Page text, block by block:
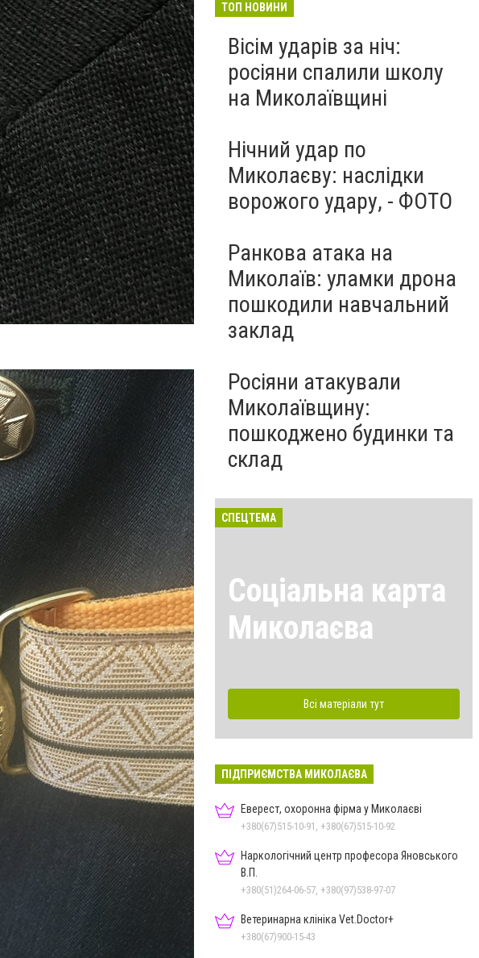
ТОП НОВИНИ
Вісім ударів за ніч:
росіяни спалили школу
на Миколаївщині
Нічний удар по
Миколаєву: наслідки
ворожого удару, - ФОТО
Ранкова атака на
Миколаїв: уламки дрона
пошкодили навчальний
заклад
Росіяни атакували
Миколаївщину:
пошкоджено будинки та
склад
СПЕЦТЕМА
Соціальна карта
Миколаєва
Всі матеріали тут
ПІДПРИЄМСТВА МИКОЛАЄВА
Еверест, охоронна фірма у Миколаєві
+380(67)515-10-91, +380(67)515-10-92
Наркологічний центр професора Яновського
В.П.
+380(51)264-06-57, +380(97)538-97-07
Ветеринарна клініка Vet.Doctor+
+380(67)900-15-43